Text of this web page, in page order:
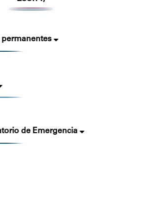
de Emergencia